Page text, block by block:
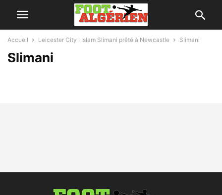
Accueil Leicester City : Islam Slimani prêté à Newcastle Slimani
Slimani